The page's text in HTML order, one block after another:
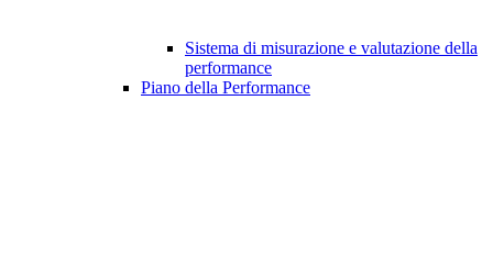
Sistema di misurazione e valutazione della
performance
Piano della Performance